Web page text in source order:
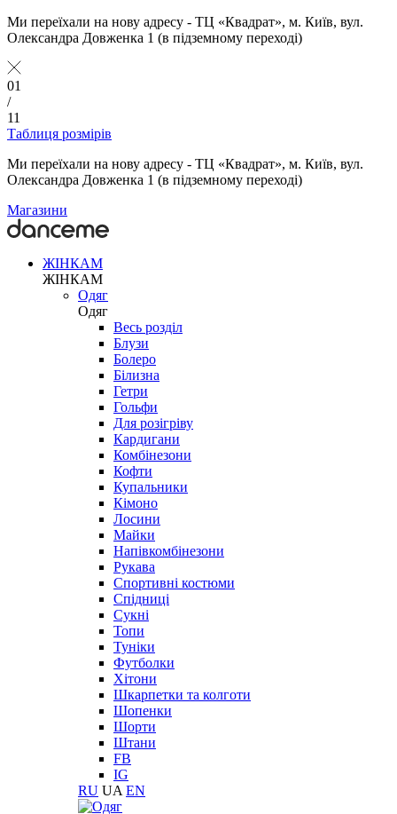
Ми переїхали на нову адресу - ТЦ «Квадрат», м. Київ, вул.
Олександра Довженка 1 (в підземному переході)
01
/
11
Таблиця розмірів
Ми переїхали на нову адресу - ТЦ «Квадрат», м. Київ, вул.
Олександра Довженка 1 (в підземному переході)
Магазини
ЖІНКАМ
ЖІНКАМ
Одяг
Одяг
Весь розділ
Блузи
Болеро
Білизна
Гетри
Гольфи
Для розігріву
Кардигани
Комбінезони
Кофти
Купальники
Кімоно
Лосини
Майки
Напівкомбінезони
Рукава
Спортивні костюми
Спідниці
Сукні
Топи
Туніки
Футболки
Хітони
Шкарпетки та колготи
Шопенки
Шорти
Штани
FB
IG
RU UA EN